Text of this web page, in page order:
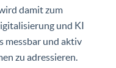
damit zum
und KI
messbar und aktiv
zu adressieren.